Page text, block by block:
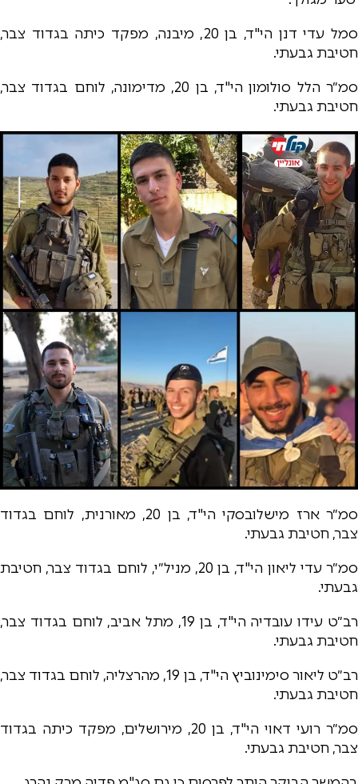
סמל עדי דנן הי"ד, בן 20, מיבנה, מפקד כיתה בגדוד צבר,
חטיבת גבעתי.
סמ״ר הלל סולומון הי"ד, בן 20, מדימונה, לוחם בגדוד צבר,
חטיבת גבעתי.
סמ״ר ארז מישלובסקי הי"ד, בן 20, מאורנית, לוחם בגדוד
צבר, חטיבת גבעתי.
סמ״ר עדי ליאון הי"ד, בן 20, מניל״י, לוחם בגדוד צבר, חטיבת
גבעתי.
רב״ט עידו עובדיה הי"ד, בן 19, מתל אביב, לוחם בגדוד צבר,
חטיבת גבעתי.
רב״ט ליאור סימינוביץ הי"ד, בן 19, מהרצליה, לוחם בגדוד צבר,
חטיבת גבעתי.
סמ״ר רועי דאוי הי"ד, בן 20, מירושלים, מפקד כיתה בגדוד
צבר, חטיבת גבעתי.